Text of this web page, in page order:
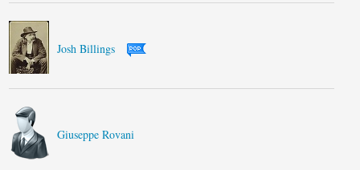
Josh Billings
Giuseppe Rovani